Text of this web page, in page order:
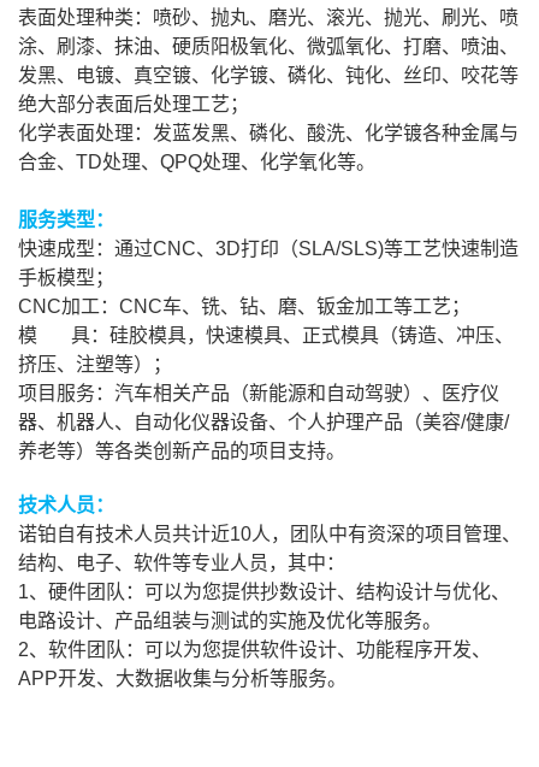
表面处理种类：喷砂、抛丸、磨光、滚光、抛光、刷光、喷
涂、刷漆、抹油、硬质阳极氧化、微弧氧化、打磨、喷油、
发黑、电镀、真空镀、化学镀、磷化、钝化、丝印、咬花等
绝大部分表面后处理工艺；
化学表面处理：发蓝发黑、磷化、酸洗、化学镀各种金属与
合金、TD处理、QPQ处理、化学氧化等。
服务类型：
快速成型：通过CNC、3D打印（SLA/SLS)等工艺快速制造
手板模型；
CNC加工：CNC车、铣、钻、磨、钣金加工等工艺；
模 具：硅胶模具，快速模具、正式模具（铸造、冲压、
挤压、注塑等）；
项目服务：汽车相关产品（新能源和自动驾驶）、医疗仪
器、机器人、自动化仪器设备、个人护理产品（美容/健康/
养老等）等各类创新产品的项目支持。
技术人员：
诺铂自有技术人员共计近10人，团队中有资深的项目管理、
结构、电子、软件等专业人员，其中：
1、硬件团队：可以为您提供抄数设计、结构设计与优化、
电路设计、产品组装与测试的实施及优化等服务。
2、软件团队：可以为您提供软件设计、功能程序开发、
APP开发、大数据收集与分析等服务。